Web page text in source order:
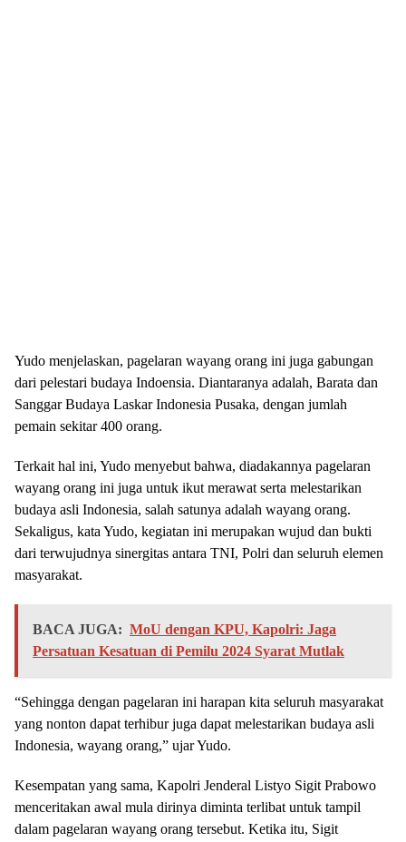
Yudo menjelaskan, pagelaran wayang orang ini juga gabungan
dari pelestari budaya Indoensia. Diantaranya adalah, Barata dan
Sanggar Budaya Laskar Indonesia Pusaka, dengan jumlah
pemain sekitar 400 orang.
Terkait hal ini, Yudo menyebut bahwa, diadakannya pagelaran
wayang orang ini juga untuk ikut merawat serta melestarikan
budaya asli Indonesia, salah satunya adalah wayang orang.
Sekaligus, kata Yudo, kegiatan ini merupakan wujud dan bukti
dari terwujudnya sinergitas antara TNI, Polri dan seluruh elemen
masyarakat.
BACA JUGA: MoU dengan KPU, Kapolri: Jaga
Persatuan Kesatuan di Pemilu 2024 Syarat Mutlak
“Sehingga dengan pagelaran ini harapan kita seluruh masyarakat
yang nonton dapat terhibur juga dapat melestarikan budaya asli
Indonesia, wayang orang,” ujar Yudo.
Kesempatan yang sama, Kapolri Jenderal Listyo Sigit Prabowo
menceritakan awal mula dirinya diminta terlibat untuk tampil
dalam pagelaran wayang orang tersebut. Ketika itu, Sigit